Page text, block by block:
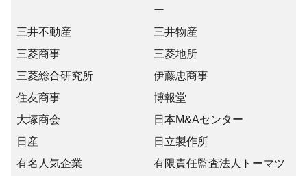
ー
三井不動産
三井物産
三菱商事
三菱地所
三菱総合研究所
伊藤忠商事
住友商事
博報堂
大塚商会
日本M&Aセンター
日産
日立製作所
有名人気企業
有限責任監査法人トーマツ